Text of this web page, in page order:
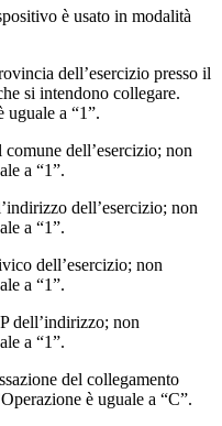
è usato in modalità
dell’esercizio presso il
si intendono collegare.
uguale a “1”.
comune dell’esercizio; non
a “1”.
dell’esercizio; non
a “1”.
dell’esercizio; non
a “1”.
dell’indirizzo; non
a “1”.
del collegamento
è uguale a “C”.